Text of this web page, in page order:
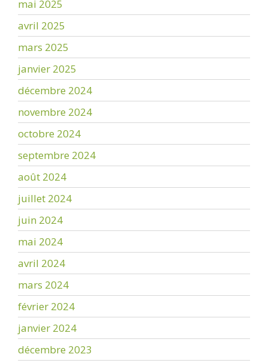
mai 2025
avril 2025
mars 2025
janvier 2025
décembre 2024
novembre 2024
octobre 2024
septembre 2024
août 2024
juillet 2024
juin 2024
mai 2024
avril 2024
mars 2024
février 2024
janvier 2024
décembre 2023